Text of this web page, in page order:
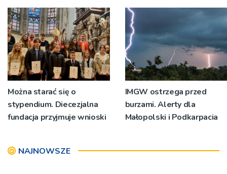
znaczeniu Sakramentów
[ZDJĘCIA]
Można starać się o
stypendium. Diecezjalna
fundacja przyjmuje wnioski
IMGW ostrzega przed
burzami. Alerty dla
Małopolski i Podkarpacia
NAJNOWSZE